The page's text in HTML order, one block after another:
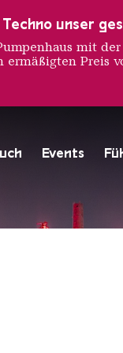
Events
in Rot
Weltkulturerbe
unser
mit
Preis